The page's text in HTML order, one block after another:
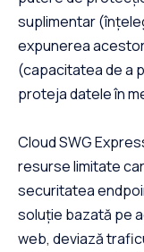
suplimentar
expunerea
(capacitatea de a
proteja datele în
Cloud SWG
resurse limitate
securitatea
soluție bazată pe
web, deviază